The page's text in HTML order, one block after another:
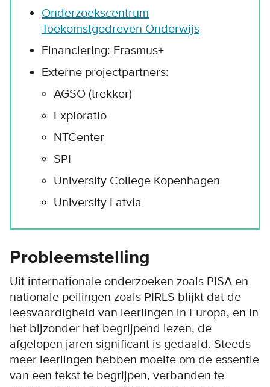
Onderzoekscentrum
Toekomstgedreven Onderwijs
Financiering: Erasmus+
Externe projectpartners:
AGSO (trekker)
Exploratio
NTCenter
SPI
University College Kopenhagen
University Latvia
Probleemstelling
Uit internationale onderzoeken zoals PISA en
nationale peilingen zoals PIRLS blijkt dat de
leesvaardigheid van leerlingen in Europa, en in
het bijzonder het begrijpend lezen, de
afgelopen jaren significant is gedaald. Steeds
meer leerlingen hebben moeite om de essentie
van een tekst te begrijpen, verbanden te